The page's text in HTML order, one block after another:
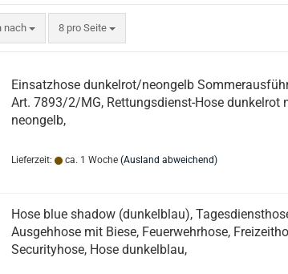
nach
nach 8 pro Seite
pro Seite
Einsatzhose dunkelrot/neongelb
Art. 7893/2/MG, Rettungsdienst-Hose dunkelrot
neongelb,
Lieferzeit: ca. 1 Woche (Ausland abweichend)
Hose blue shadow (dunkelblau),
Ausgehhose mit Biese, Feuerwehrhose,
Securityhose, Hose dunkelblau,